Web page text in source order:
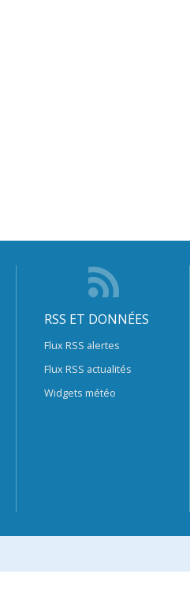
RSS ET DONNÉES
Flux RSS alertes
Flux RSS actualités
Widgets météo